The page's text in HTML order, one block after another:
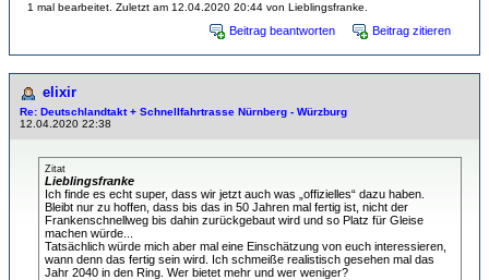
1 mal bearbeitet. Zuletzt am 12.04.2020 20:44 von Lieblingsfranke.
Beitrag beantworten Beitrag zitieren
elixir
Re: Deutschlandtakt + Schnellfahrtrasse Nürnberg - Würzburg
12.04.2020 22:38
Zitat
Lieblingsfranke
Ich finde es echt super, dass wir jetzt auch was „offizielles“ dazu haben.
Bleibt nur zu hoffen, dass bis das in 50 Jahren mal fertig ist, nicht der
Frankenschnellweg bis dahin zurückgebaut wird und so Platz für Gleise
machen würde...
Tatsächlich würde mich aber mal eine Einschätzung von euch interessieren,
wann denn das fertig sein wird. Ich schmeiße realistisch gesehen mal das
Jahr 2040 in den Ring. Wer bietet mehr und wer weniger?